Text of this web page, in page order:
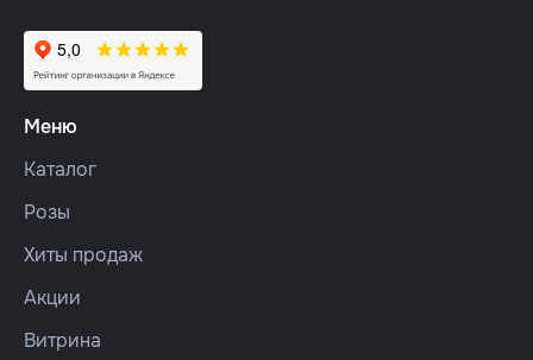
Меню
Каталог
Розы
Хиты продаж
Акции
Витрина